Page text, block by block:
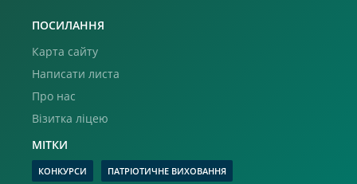
ПОСИЛАННЯ
Карта сайту
Написати листа
Про нас
Візитка ліцею
МІТКИ
КОНКУРСИ ПАТРІОТИЧНЕ ВИХОВАННЯ